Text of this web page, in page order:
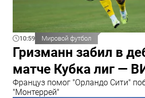
10:59 Мировой футбол
Гризманн забил в
матче Кубка лиг —
Француз помог "Орландо Сити"
"Монтеррей"